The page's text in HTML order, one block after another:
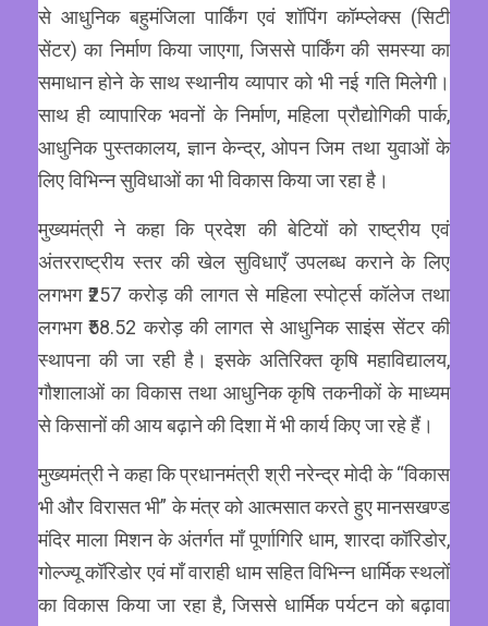
से आधुनिक बहुमंजिला पार्किंग एवं शॉपिंग कॉम्प्लेक्स (सिटी
सेंटर) का निर्माण किया जाएगा, जिससे पार्किंग की समस्या का
समाधान होने के साथ स्थानीय व्यापार को भी नई गति मिलेगी।
साथ ही व्यापारिक भवनों के निर्माण, महिला प्रौद्योगिकी पार्क,
आधुनिक पुस्तकालय, ज्ञान केन्द्र, ओपन जिम तथा युवाओं के
लिए विभिन्न सुविधाओं का भी विकास किया जा रहा है।
मुख्यमंत्री ने कहा कि प्रदेश की बेटियों को राष्ट्रीय एवं
अंतरराष्ट्रीय स्तर की खेल सुविधाएँ उपलब्ध कराने के लिए
लगभग ₹257 करोड़ की लागत से महिला स्पोर्ट्स कॉलेज तथा
लगभग ₹58.52 करोड़ की लागत से आधुनिक साइंस सेंटर की
स्थापना की जा रही है। इसके अतिरिक्त कृषि महाविद्यालय,
गौशालाओं का विकास तथा आधुनिक कृषि तकनीकों के माध्यम
से किसानों की आय बढ़ाने की दिशा में भी कार्य किए जा रहे हैं।
मुख्यमंत्री ने कहा कि प्रधानमंत्री श्री नरेन्द्र मोदी के “विकास
भी और विरासत भी” के मंत्र को आत्मसात करते हुए मानसखण्ड
मंदिर माला मिशन के अंतर्गत माँ पूर्णागिरि धाम, शारदा कॉरिडोर,
गोल्ज्यू कॉरिडोर एवं माँ वाराही धाम सहित विभिन्न धार्मिक स्थलों
का विकास किया जा रहा है, जिससे धार्मिक पर्यटन को बढ़ावा